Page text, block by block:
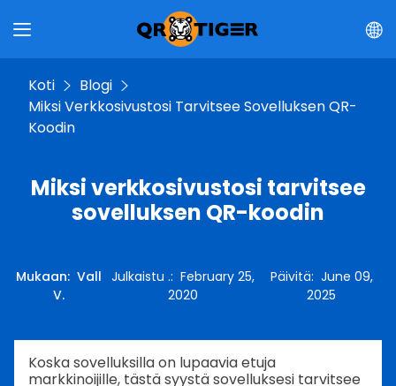
Koti
Blogi
Miksi Verkkosivustosi Tarvitsee Sovelluksen QR-
Koodin
Miksi verkkosivustosi tarvitsee
sovelluksen QR-koodin
Mukaan:Vall
V.
Julkaistu .: February 25,
2020
Päivitä: June 09,
2025
Koska sovelluksilla on lupaavia etuja
markkinoijille, tästä syystä sovelluksesi tarvitsee